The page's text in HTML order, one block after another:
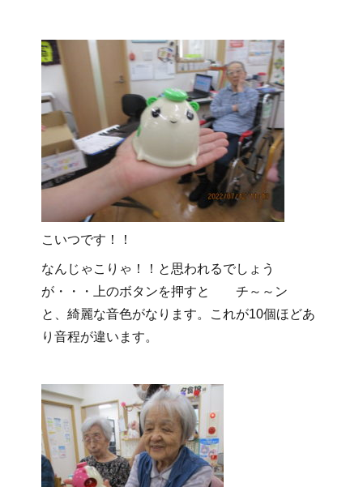
こいつです！！
なんじゃこりゃ！！と思われるでしょう
が・・・上のボタンを押すと チ～～ン
と、綺麗な音色がなります。これが10個ほどあ
り音程が違います。